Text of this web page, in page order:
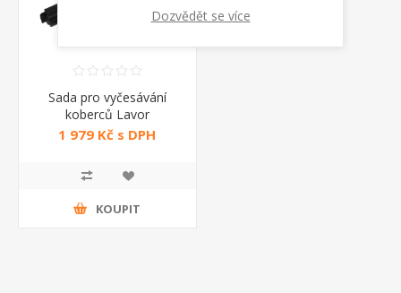
Sada pro vyčesávání
koberců Lavor
1 979 Kč s DPH
KOUPIT
Dozvědět se více